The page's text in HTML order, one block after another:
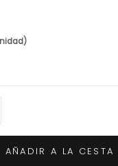
cantidad
AÑADIR A LA CESTA